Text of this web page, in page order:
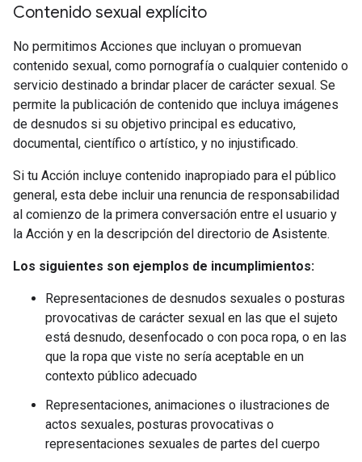
Contenido sexual explícito
No permitimos Acciones que incluyan o promuevan
contenido sexual, como pornografía o cualquier contenido o
servicio destinado a brindar placer de carácter sexual. Se
permite la publicación de contenido que incluya imágenes
de desnudos si su objetivo principal es educativo,
documental, científico o artístico, y no injustificado.
Si tu Acción incluye contenido inapropiado para el público
general, esta debe incluir una renuncia de responsabilidad
al comienzo de la primera conversación entre el usuario y
la Acción y en la descripción del directorio de Asistente.
Los siguientes son ejemplos de incumplimientos:
Representaciones de desnudos sexuales o posturas
provocativas de carácter sexual en las que el sujeto
está desnudo, desenfocado o con poca ropa, o en las
que la ropa que viste no sería aceptable en un
contexto público adecuado
Representaciones, animaciones o ilustraciones de
actos sexuales, posturas provocativas o
representaciones sexuales de partes del cuerpo